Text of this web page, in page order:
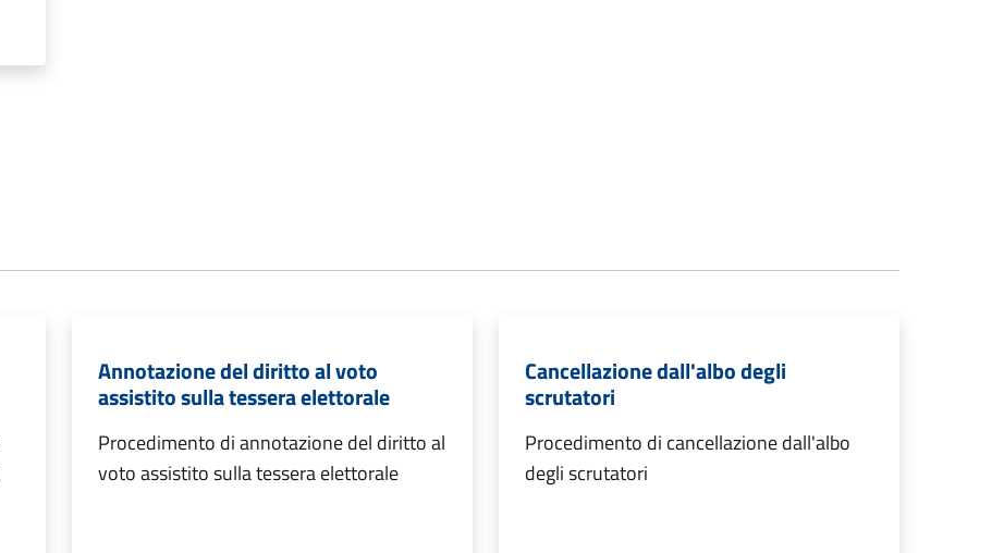
Annotazione del diritto al voto
assistito sulla tessera elettorale
Procedimento di annotazione del diritto al
voto assistito sulla tessera elettorale
Cancellazione dall'albo degli
scrutatori
Procedimento di cancellazione dall'albo
degli scrutatori